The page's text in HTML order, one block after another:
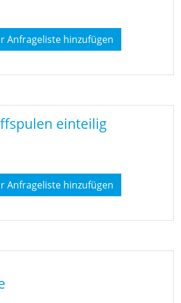
Anfrageliste hinzufügen
einteilig
Anfrageliste hinzufügen